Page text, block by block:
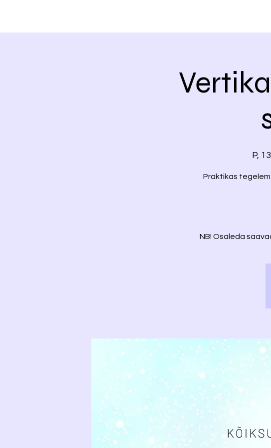
P,
Praktikas
NB! Osaleda